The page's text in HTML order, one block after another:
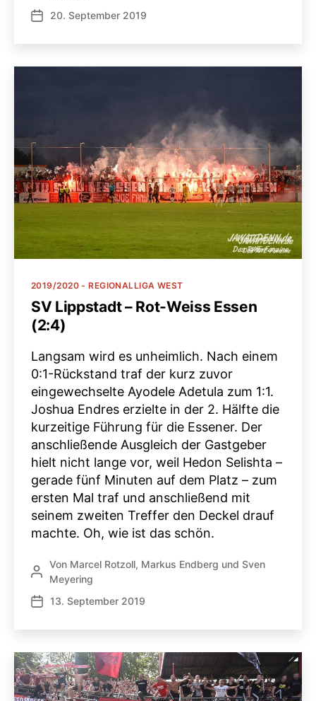
Veröffentlichungsdatum
20. September 2019
Kategorien
2019/2020 - REGIONALLIGA WEST
SV Lippstadt – Rot-Weiss Essen
(2:4)
Langsam wird es unheimlich. Nach einem
0:1-Rückstand traf der kurz zuvor
eingewechselte Ayodele Adetula zum 1:1.
Joshua Endres erzielte in der 2. Hälfte die
kurzeitige Führung für die Essener. Der
anschließende Ausgleich der Gastgeber
hielt nicht lange vor, weil Hedon Selishta –
gerade fünf Minuten auf dem Platz – zum
ersten Mal traf und anschließend mit
seinem zweiten Treffer den Deckel drauf
machte. Oh, wie ist das schön.
Beitragsautor
Von Marcel Rotzoll, Markus Endberg und Sven
Meyering
Veröffentlichungsdatum
13. September 2019